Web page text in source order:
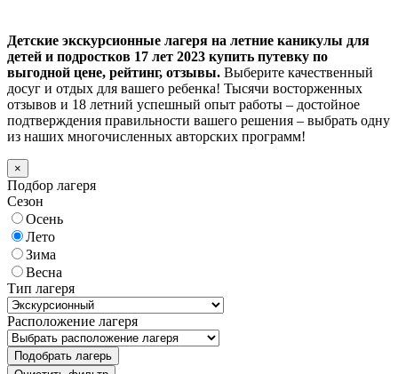
Детские экскурсионные лагеря на летние каникулы для
детей и подростков 17 лет 2023 купить путевку по
выгодной цене, рейтинг, отзывы. Выберите качественный
досуг и отдых для вашего ребенка! Тысячи восторженных
отзывов и 18 летний успешный опыт работы – достойное
подтверждения правильности вашего решения – выбрать одну
из наших многочисленных авторских программ!
×
Подбор лагеря
Сезон
Осень
Лето
Зима
Весна
Тип лагеря
Расположение лагеря
Подобрать лагерь